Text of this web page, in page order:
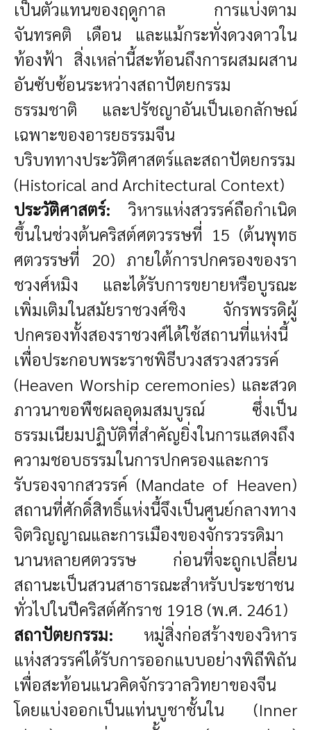
เป็นตัวแทนของฤดูกาล การแบ่งตาม
จันทรคติ เดือน และแม้กระทั่งดวงดาวใน
ท้องฟ้า สิ่งเหล่านี้สะท้อนถึงการผสมผสาน
อันซับซ้อนระหว่างสถาปัตยกรรม
ธรรมชาติ และปรัชญาอันเป็นเอกลักษณ์
เฉพาะของอารยธรรมจีน
บริบททางประวัติศาสตร์และสถาปัตยกรรม
(Historical and Architectural Context)
ประวัติศาสตร์: วิหารแห่งสวรรค์ถือกำเนิด
ขึ้นในช่วงต้นคริสต์ศตวรรษที่ 15 (ต้นพุทธ
ศตวรรษที่ 20) ภายใต้การปกครองของรา
ชวงศ์หมิง และได้รับการขยายหรือบูรณะ
เพิ่มเติมในสมัยราชวงศ์ชิง จักรพรรดิผู้
ปกครองทั้งสองราชวงศ์ได้ใช้สถานที่แห่งนี้
เพื่อประกอบพระราชพิธีบวงสรวงสวรรค์
(Heaven Worship ceremonies) และสวด
ภาวนาขอพืชผลอุดมสมบูรณ์ ซึ่งเป็น
ธรรมเนียมปฏิบัติที่สำคัญยิ่งในการแสดงถึง
ความชอบธรรมในการปกครองและการ
รับรองจากสวรรค์ (Mandate of Heaven)
สถานที่ศักดิ์สิทธิ์แห่งนี้จึงเป็นศูนย์กลางทาง
จิตวิญญาณและการเมืองของจักรวรรดิมา
นานหลายศตวรรษ ก่อนที่จะถูกเปลี่ยน
สถานะเป็นสวนสาธารณะสำหรับประชาชน
ทั่วไปในปีคริสต์ศักราช 1918 (พ.ศ. 2461)
สถาปัตยกรรม: หมู่สิ่งก่อสร้างของวิหาร
แห่งสวรรค์ได้รับการออกแบบอย่างพิถีพิถัน
เพื่อสะท้อนแนวคิดจักรวาลวิทยาของจีน
โดยแบ่งออกเป็นแท่นบูชาชั้นใน (Inner